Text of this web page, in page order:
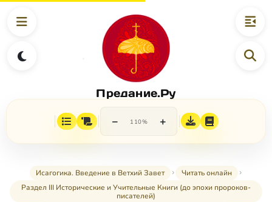
Предание.Ру
− 110% +
Исагогика. Введение в Ветхий Завет
Читать онлайн
Раздел III Исторические и Учительные Книги (до эпохи пророков-
писателей)